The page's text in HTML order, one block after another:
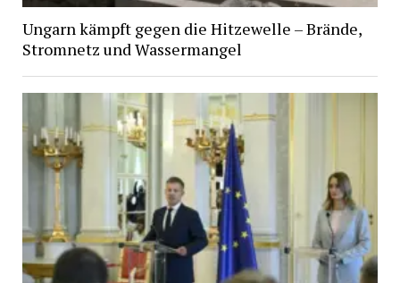
Ungarn kämpft gegen die Hitzewelle – Brände,
Stromnetz und Wassermangel